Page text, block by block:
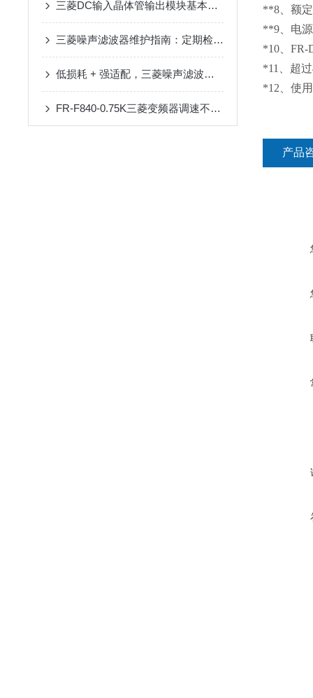
三菱DC输入晶体管输出模块基本概论与特点
三菱噪声滤波器维护指南：定期检查、清洁与延长使用寿命的关键技巧
低损耗 + 强适配，三菱噪声滤波器升级电路防护
FR-F840-0.75K三菱变频器调速不稳？90%是这几个参数没设对
**8、额
**9、电
*10、FR-
*11、超
*12、使
产品